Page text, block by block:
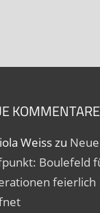
KOMMENTARE
Weisszu
Boulefeld
feierlich